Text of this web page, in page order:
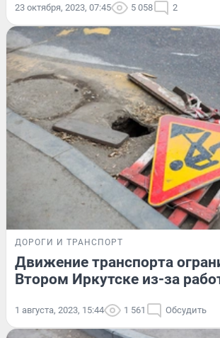
23 октября, 2023, 07:45 5 058 2
ДОРОГИ И ТРАНСПОРТ
Движение транспорта
Втором Иркутске из-за
1 августа, 2023, 15:44 1 561 Обсудить